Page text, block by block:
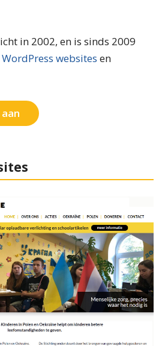
in 2002, en is sinds 2009
WordPress websites en